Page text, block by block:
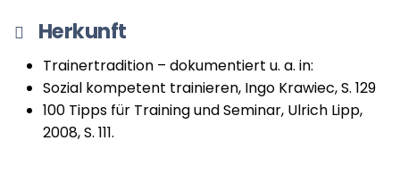
Herkunft
Trainertradition – dokumentiert u. a. in:
Sozial kompetent trainieren, Ingo Krawiec, S. 129
100 Tipps für Training und Seminar, Ulrich Lipp,
2008, S. 111.